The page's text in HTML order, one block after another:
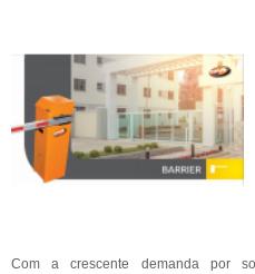
Com a crescente demanda por